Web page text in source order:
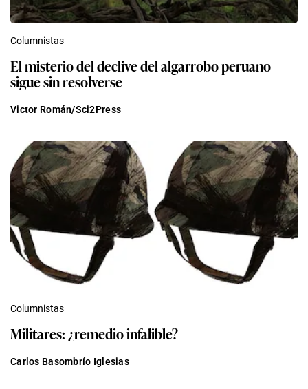
Columnistas
El misterio del declive del algarrobo peruano
sigue sin resolverse
Victor Román/Sci2Press
Columnistas
Militares: ¿remedio infalible?
Carlos Basombrío Iglesias